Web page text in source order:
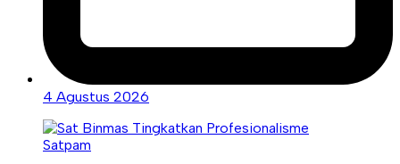
4 Agustus 2026